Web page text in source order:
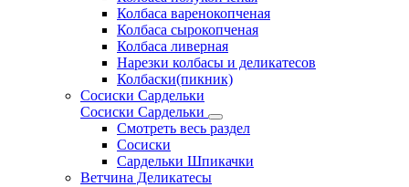
Колбаса варенокопченая
Колбаса сырокопченая
Колбаса ливерная
Нарезки колбасы и деликатесов
Колбаски(пикник)
Сосиски Сардельки
Сосиски Сардельки
Смотреть весь раздел
Сосиски
Сардельки Шпикачки
Ветчина Деликатесы